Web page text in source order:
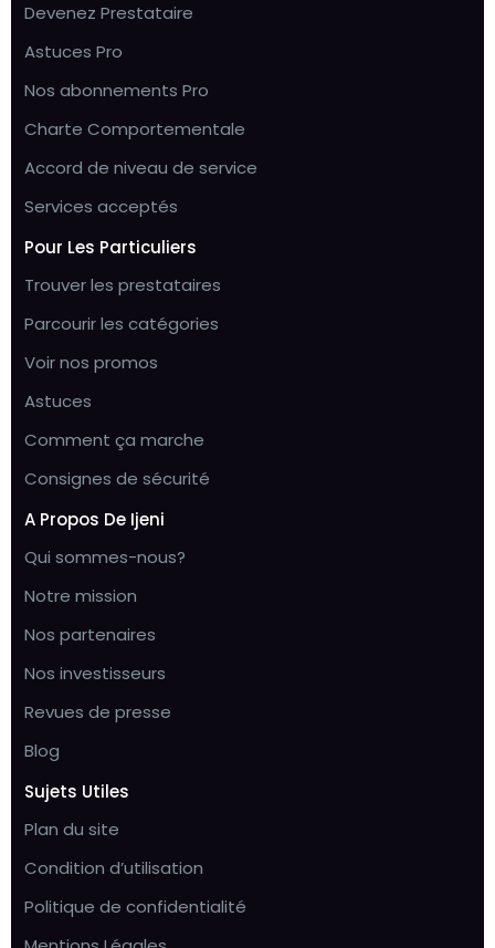
Devenez Prestataire
Astuces Pro
Nos abonnements Pro
Charte Comportementale
Accord de niveau de service
Services acceptés
Pour Les Particuliers
Trouver les prestataires
Parcourir les catégories
Voir nos promos
Astuces
Comment ça marche
Consignes de sécurité
A Propos De Ijeni
Qui sommes-nous?
Notre mission
Nos partenaires
Nos investisseurs
Revues de presse
Blog
Sujets Utiles
Plan du site
Condition d’utilisation
Politique de confidentialité